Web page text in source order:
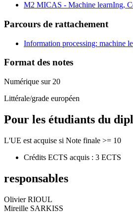
M2 MICAS - Machine learnIng,
Parcours de rattachement
Information processing: machine
Format des notes
Numérique sur 20
Littérale/grade européen
Pour les étudiants du
L'UE est acquise si Note finale >= 10
Crédits ECTS acquis : 3 ECTS
responsables
Olivier RIOUL
Mireille SARKISS